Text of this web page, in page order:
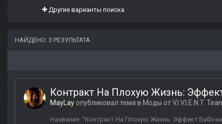
Другие варианты поиска
НАЙДЕНО: 3 РЕЗУЛЬТАТА
Контракт На Плохую Жизнь:
MayLay опубликовал тема в Моды от V.I.V.I.E.N.T.
Название: "Контракт На Плохую Жизнь: Эффект